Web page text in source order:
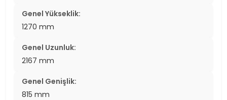
Genel Yükseklik:
1270 mm
Genel Uzunluk:
2167 mm
Genel Genişlik:
815 mm